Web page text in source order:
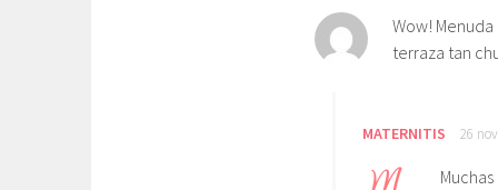
Wow!
terraza tan
MATERNITIS 26